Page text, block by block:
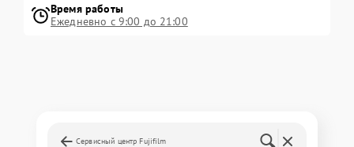
Время работы
Ежедневно с 9:00 до 21:00
Сервисный центр Fujifilm